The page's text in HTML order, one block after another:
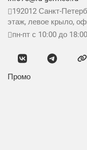
192012 Санкт-
этаж, левое крыло,
пн-пт с 10:00 до
Промо